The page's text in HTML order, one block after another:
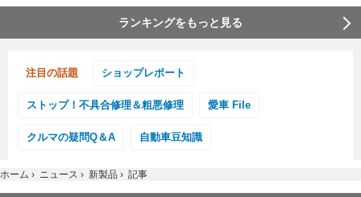
ランキングをもっと見る
注目の話題 ショップレポート
ストップ！不具合修理＆粗悪修理 愛車 File
クルマの疑問Q＆A 自動車豆知識
ホーム › ニュース › 新製品 › 記事